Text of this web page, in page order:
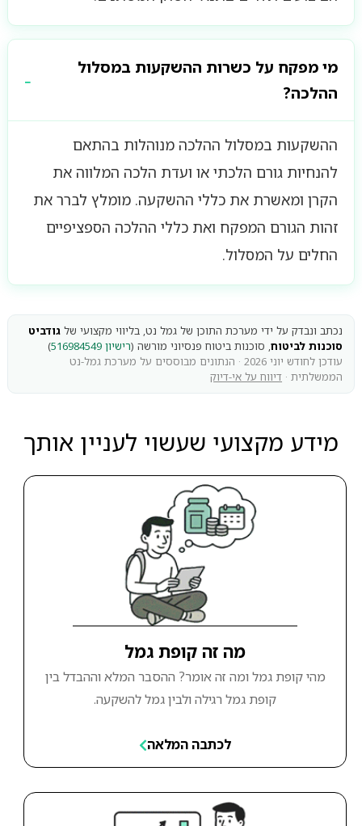
מי מפקח על כשרות ההשקעות במסלול
ההלכה?
ההשקעות במסלול ההלכה מנוהלות בהתאם
להנחיות גורם הלכתי או ועדת הלכה המלווה את
הקרן ומאשרת את כללי ההשקעה. מומלץ לברר את
זהות הגורם המפקח ואת כללי ההלכה הספציפיים
החלים על המסלול.
נכתב ונבדק על ידי מערכת התוכן של גמל נט, בליווי מקצועי של גודביט
סוכנות לביטוח, סוכנות ביטוח פנסיוני מורשה (רישיון 516984549
)
עודכן לחודש יוני 2026 · הנתונים מבוססים על מערכת גמל-נט
הממשלתית · דיווח על אי-דיוק
מידע מקצועי שעשוי לעניין אותך
מה זה קופת גמל
מהי קופת גמל ומה זה אומר? ההסבר המלא וההבדל בין
קופת גמל רגילה ולבין גמל להשקעה.
לכתבה המלאה